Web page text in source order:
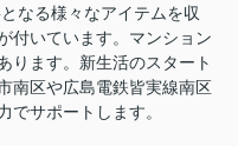
なる様々なアイテムを収
付いています。マンション
ります。新生活のスタート
南区や広島電鉄皆実線南区
でサポートします。